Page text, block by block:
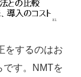
をするのはお
です。NMTを